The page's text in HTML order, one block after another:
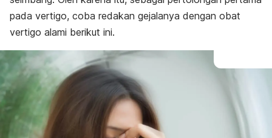
pada vertigo, coba redakan gejalanya dengan obat
vertigo alami berikut ini.